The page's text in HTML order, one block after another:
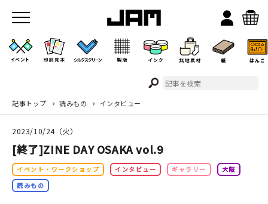
JAMのこと
お店/ワークスペース
記事トップ 読みもの インタビュー
2023/10/24（火）
[終了]ZINE DAY OSAKA vol.9
イベント・ワークショップ インタビュー ギャラリー
大阪
読みもの